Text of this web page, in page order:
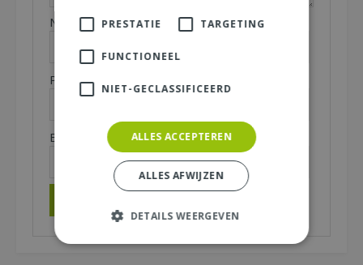
Naam (zichtbaar op website):*
Plaats (zichtbaar op website): *
E-mailadres (niet zichtbaar):*
PRESTATIE TARGETING
FUNCTIONEEL
NIET-GECLASSIFICEERD
ALLES ACCEPTEREN
ALLES AFWIJZEN
DETAILS WEERGEVEN